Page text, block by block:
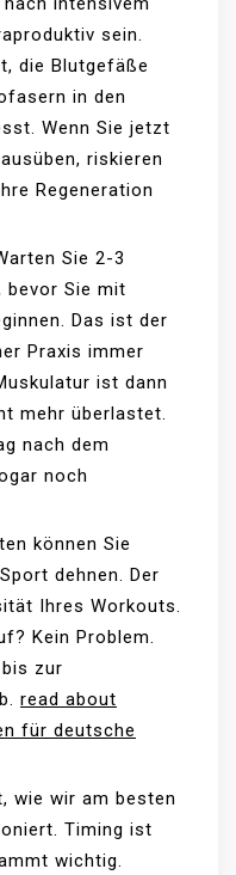
sein.
die Blutgefäße
in den
Wenn Sie jetzt
riskieren
Regeneration
Sie 2-3
bevor Sie mit
Das ist der
Praxis immer
ist dann
mehr überlastet.
nach dem
noch
können Sie
dehnen. Der
Ihres Workouts.
Kein Problem.
zur
read about
für deutsche
wie wir am besten
Timing ist
wichtig.